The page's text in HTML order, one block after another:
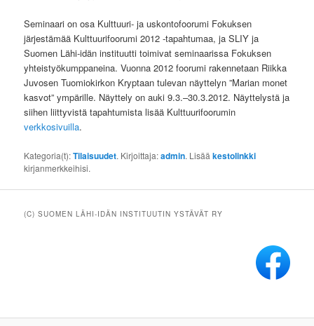
Seminaari on osa Kulttuuri- ja uskontofoorumi Fokuksen
järjestämää Kulttuurifoorumi 2012 -tapahtumaa, ja SLIY ja
Suomen Lähi-idän instituutti toimivat seminaarissa Fokuksen
yhteistyökumppaneina. Vuonna 2012 foorumi rakennetaan Riikka
Juvosen Tuomiokirkon Kryptaan tulevan näyttelyn ”Marian monet
kasvot” ympärille. Näyttely on auki 9.3.–30.3.2012. Näyttelystä ja
siihen liittyvistä tapahtumista lisää Kulttuurifoorumin
verkkosivuilla.
Kategoria(t):Tilaisuudet. Kirjoittaja:admin. Lisääkestolinkki
kirjanmerkkeihisi.
(C) SUOMEN LÄHI-IDÄN INSTITUUTIN YSTÄVÄT RY